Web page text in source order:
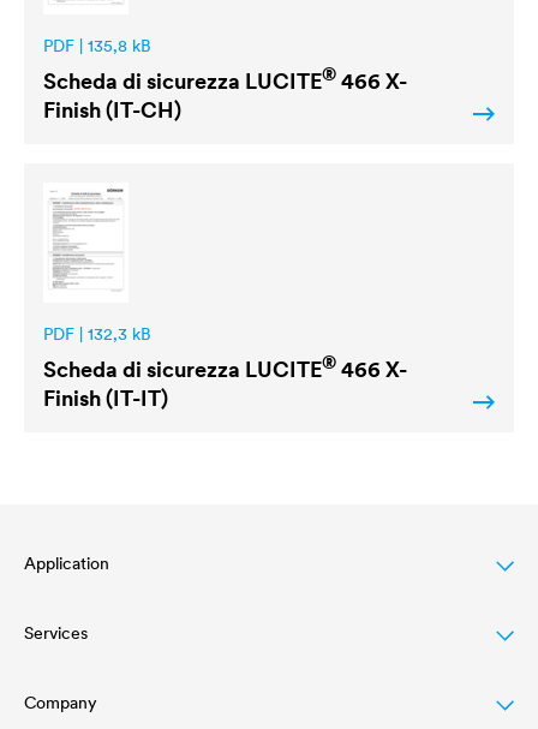
PDF | 135,8 kB
Scheda di sicurezza LUCITE® 466 X-
Finish (IT-CH)
PDF | 132,3 kB
Scheda di sicurezza LUCITE® 466 X-
Finish (IT-IT)
Application
Finitura per legno
Agriculture
Services
Download
Company